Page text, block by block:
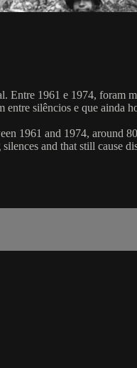
Entre 1961 e 1974, foram
silêncios e que ainda
1961 and 1974, around
and that still cause